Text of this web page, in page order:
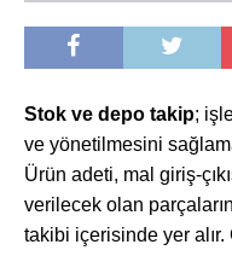
Stok ve depo takip;
ve yönetilmesini
Ürün adeti, mal giriş-
verilecek olan
takibi içerisinde yer